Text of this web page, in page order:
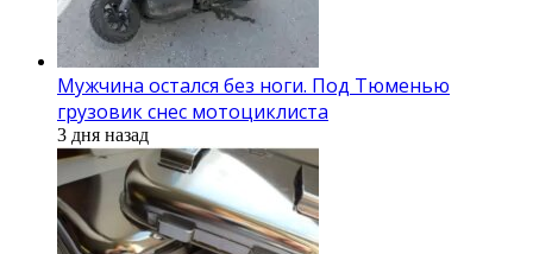
Мужчина остался без ноги. Под Тюменью
грузовик снес мотоциклиста
3 дня назад